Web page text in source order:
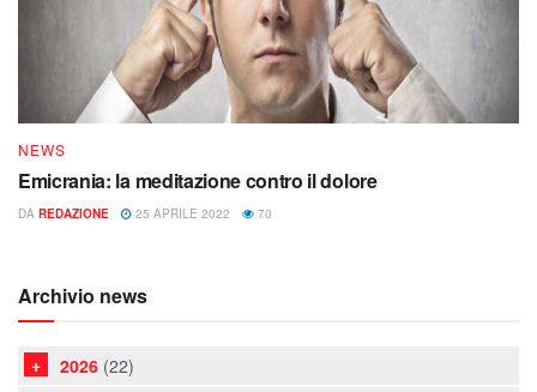
NEWS
Emicrania: la meditazione contro il dolore
DA REDAZIONE 25 APRILE 2022 70
Archivio news
2026 (22)